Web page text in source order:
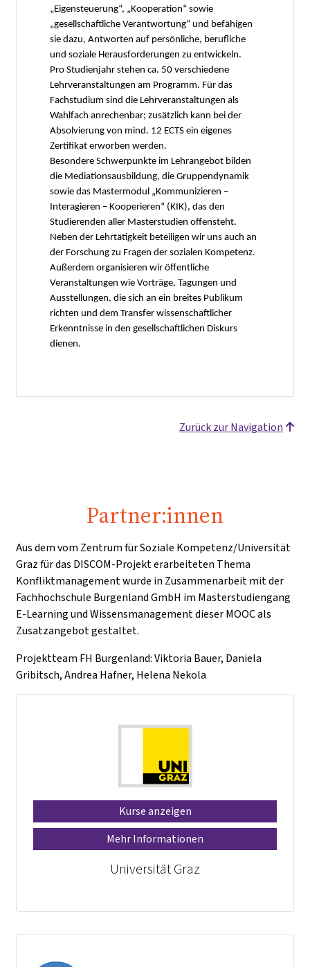
„Eigensteuerung“, „Kooperation“ sowie
„gesellschaftliche Verantwortung“ und befähigen
sie dazu, Antworten auf persönliche, berufliche
und soziale Herausforderungen zu entwickeln.
Pro Studienjahr stehen ca. 50 verschiedene
Lehrveranstaltungen am Programm. Für das
Fachstudium sind die Lehrveranstaltungen als
Wahlfach anrechenbar; zusätzlich kann bei der
Absolvierung von mind. 12 ECTS ein eigenes
Zertifikat erworben werden.
Besondere Schwerpunkte im Lehrangebot bilden
die Mediationsausbildung, die Gruppendynamik
sowie das Mastermodul „Kommunizieren –
Interagieren – Kooperieren“ (KIK), das den
Studierenden aller Masterstudien offensteht.
Neben der Lehrtätigkeit beteiligen wir uns auch an
der Forschung zu Fragen der sozialen Kompetenz.
Außerdem organisieren wir öffentliche
Veranstaltungen wie Vorträge, Tagungen und
Ausstellungen, die sich an ein breites Publikum
richten und dem Transfer wissenschaftlicher
Erkenntnisse in den gesellschaftlichen Diskurs
dienen.
Zurück zur Navigation
Partner:innen
Aus dem vom Zentrum für Soziale Kompetenz/Universität
Graz für das DISCOM-Projekt erarbeiteten Thema
Konfliktmanagement wurde in Zusammenarbeit mit der
Fachhochschule Burgenland GmbH im Masterstudiengang
E-Learning und Wissensmanagement dieser MOOC als
Zusatzangebot gestaltet.
Projektteam FH Burgenland: Viktoria Bauer, Daniela
Gribitsch, Andrea Hafner, Helena Nekola
Kurse anzeigen
Mehr Informationen
Universität Graz